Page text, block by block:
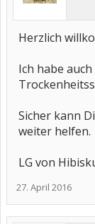
Herzlich
Ich habe
Sicher kann
weiter helfen.
LG von
27. April 2016